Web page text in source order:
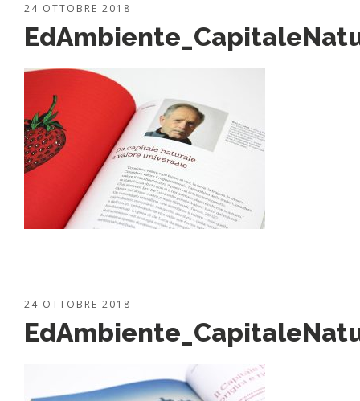
24 OTTOBRE 2018
24 OTTOBRE 2018